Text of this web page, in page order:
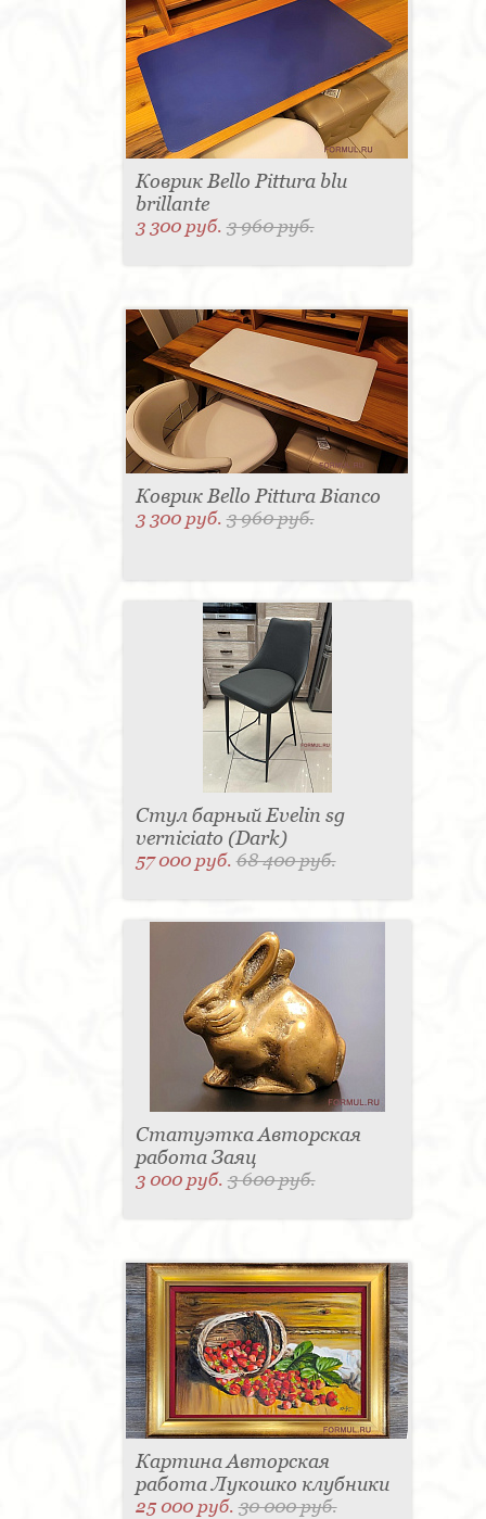
Коврик Bello Pittura blu
brillante
3 300 руб.3 960 руб.
Коврик Bello Pittura Bianco
3 300 руб.3 960 руб.
Стул барный Evelin sg
verniciato (Dark)
57 000 руб.68 400 руб.
Статуэтка Авторская
работа Заяц
3 000 руб.3 600 руб.
Картина Авторская
работа Лукошко клубники
25 000 руб.30 000 руб.